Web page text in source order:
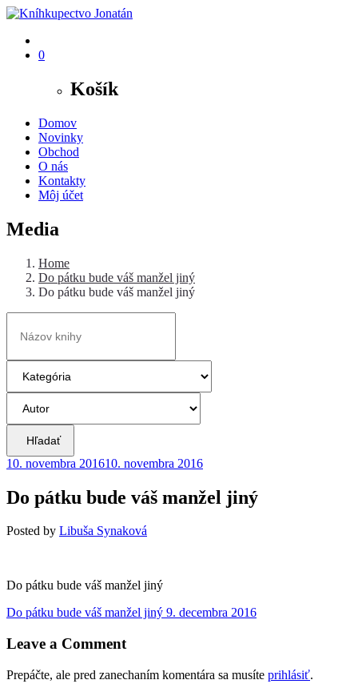
0
Košík
Domov
Novinky
Obchod
O nás
Kontakty
Môj účet
Media
Home
Do pátku bude váš manžel jiný
Do pátku bude váš manžel jiný
Hľadať
10. novembra 201610. novembra 2016
Do pátku bude váš manžel jiný
Posted by Libuša Synaková
Do pátku bude váš manžel jiný
Navigácia
v
Do pátku bude váš manžel jiný Previous
9. decembra 2016
Leave a Comment
Prepáčte, ale pred zanechaním komentára sa musíte prihlásiť.